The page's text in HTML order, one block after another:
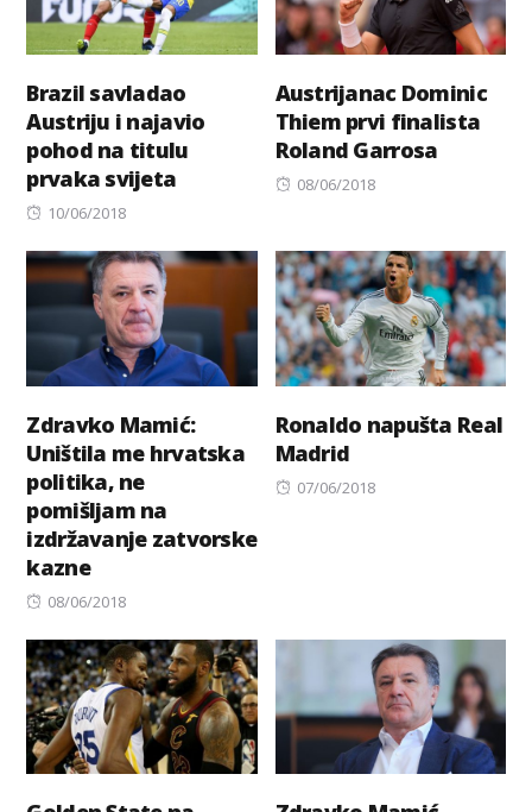
Brazil savladao
Austriju i najavio
pohod na titulu
prvaka svijeta
Posted
10/06/2018
Austrijanac Dominic
Thiem prvi finalista
Roland Garrosa
Posted
08/06/2018
Zdravko Mamić:
Uništila me hrvatska
politika, ne
pomišljam na
izdržavanje zatvorske
kazne
Posted
08/06/2018
Ronaldo napušta Real
Madrid
Posted
07/06/2018